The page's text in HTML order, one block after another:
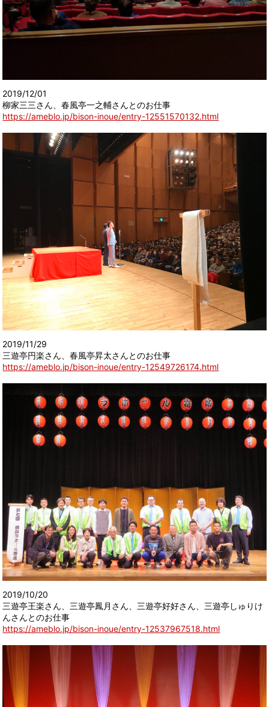
2019/12/01
柳家三三さん、春風亭一之輔さんとのお仕事
https://ameblo.jp/bison-inoue/entry-12551570132.html
2019/11/29
三遊亭円楽さん、春風亭昇太さんとのお仕事
https://ameblo.jp/bison-inoue/entry-12549726174.html
2019/10/20
三遊亭王楽さん、三遊亭鳳月さん、三遊亭好好さん、三遊亭しゅりけ
んさんとのお仕事
https://ameblo.jp/bison-inoue/entry-12537967518.html